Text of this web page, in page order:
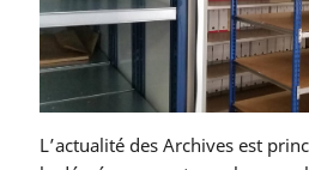
L’actualité des Archives est